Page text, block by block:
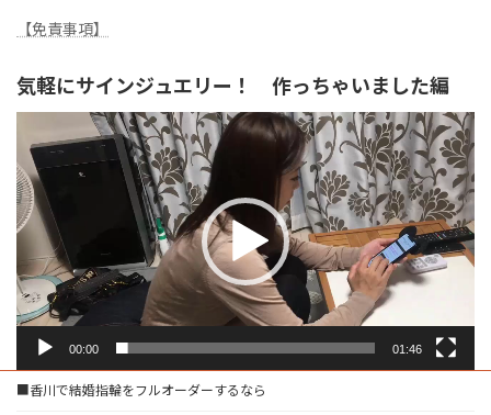
【免責事項】
気軽にサインジュエリー！ 作っちゃいました編
画
プ
レ
ー
ヤ
00:00 01:46
■香川で結婚指輪をフルオーダーするなら